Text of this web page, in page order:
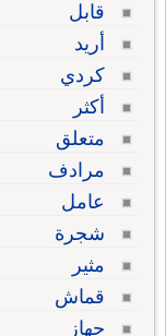
قابل
أريد
كردي
أكثر
متعلق
مرادف
عامل
شجرة
مثير
قماش
جهاز